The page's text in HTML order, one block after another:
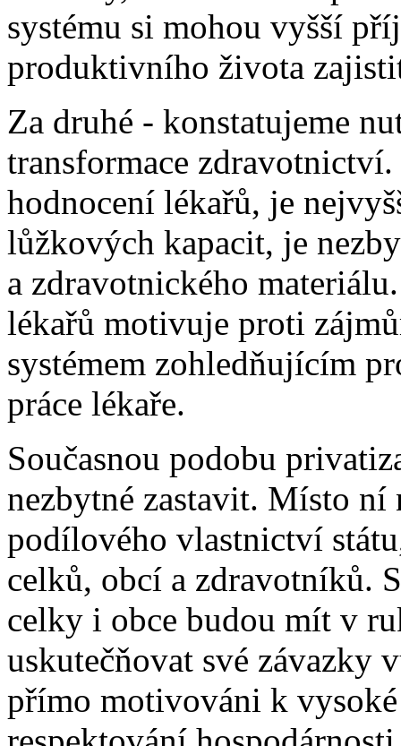
systému si mohou vyšší
produktivního života
Za druhé - konstatujeme
transformace
hodnocení lékařů, je
lůžkových kapacit, je
a zdravotnického
lékařů motivuje proti
systémem zohledňujícím
práce lékaře.
Současnou podobu
nezbytné zastavit. Místo ní
podílového vlastnictví
celků, obcí a zdravotníků.
celky i obce budou mít v
uskutečňovat své závazky
přímo motivováni k